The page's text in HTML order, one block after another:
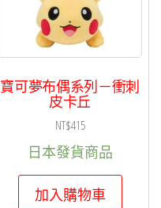
寶可夢布偶系列－衝刺
皮卡丘
NT$415
日本發貨商品
加入購物車